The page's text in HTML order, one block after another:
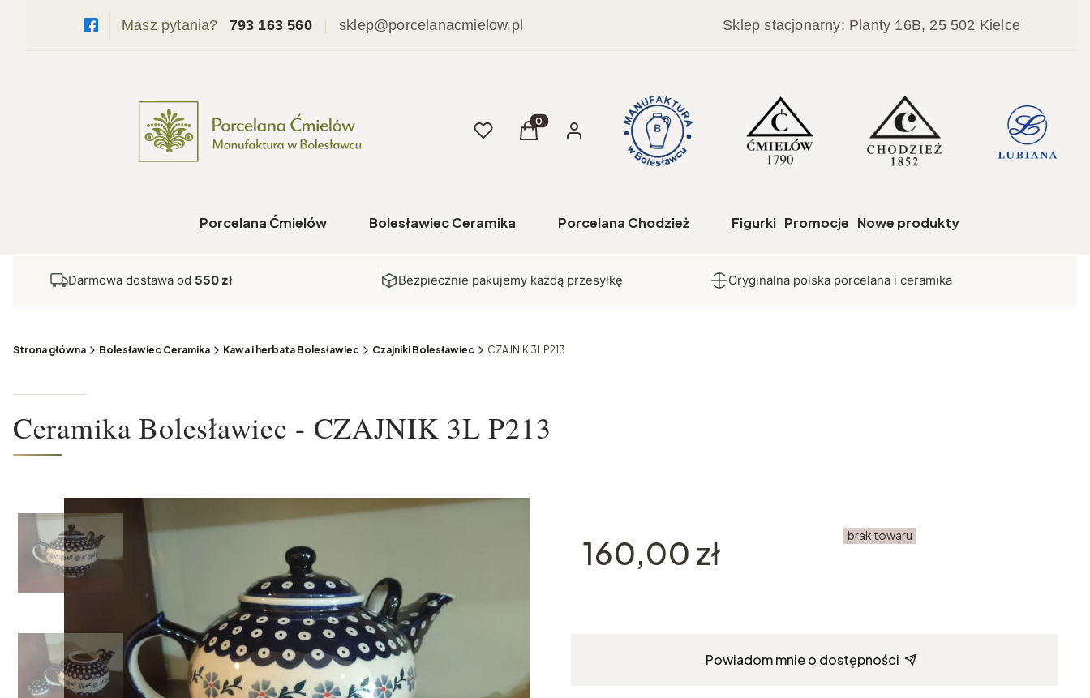
Masz pytania? 793 163 560 sklep@porcelanacmielow.pl Sklep stacjonarny: Planty 16B, 25 502 Kielce
UlubioneProdukty w koszyku: 0. Zobacz szczegóły
Koszyk Zaloguj się
Porcelana Ćmielów Bolesławiec Ceramika Porcelana Chodzież Figurki Promocje Nowe produkty
Darmowa dostawa od 550 zł Bezpiecznie pakujemy każdą przesyłkę Oryginalna polska porcelana i ceramika
Strona główna Bolesławiec Ceramika Kawa i herbata Bolesławiec Czajniki Bolesławiec CZAJNIK 3L P213
Ceramika Bolesławiec - CZAJNIK 3L P213
Cena
160,00 zł brak towaru
Powiadom mnie o dostępności